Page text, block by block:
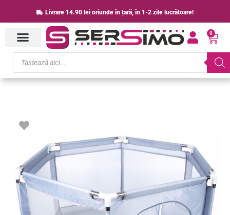
to
content
Livrare 14.90 lei oriunde în țară, în 1-2 zile lucrătoare!
0
Cart
Products
search